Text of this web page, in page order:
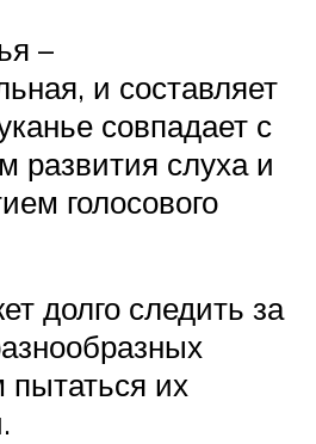
–
и составляет
совпадает с
развития слуха и
голосового
долго следить за
пытаться их